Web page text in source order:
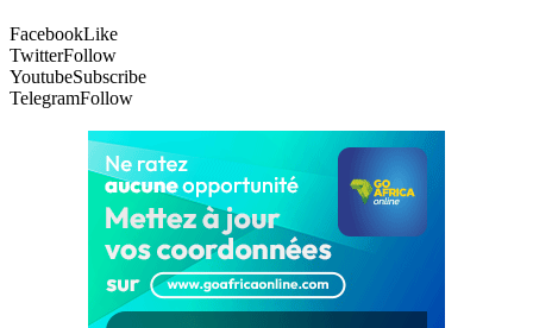
FacebookLike
TwitterFollow
YoutubeSubscribe
TelegramFollow